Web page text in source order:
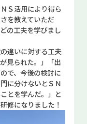
Ｓ活用により得ら
を教えていただ
の工夫を学びまし
違いに対する工夫
見られた。」「出
で、今後の検討に
に分けないとＳＮ
とを学んだ。」と
修になりました！